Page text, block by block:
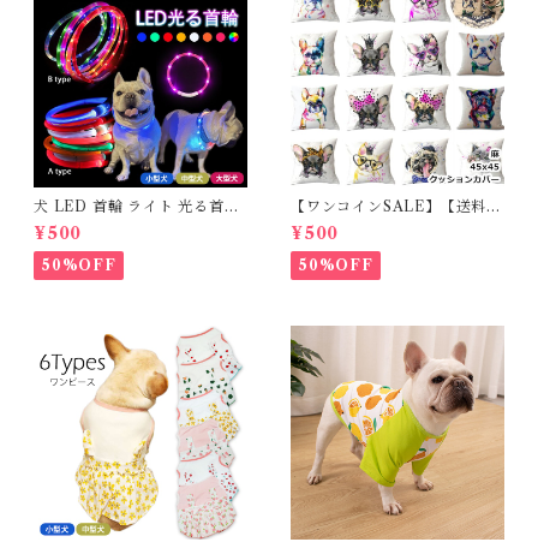
犬 LED 首輪 ライト 光る首輪
USB充電 生活防水 長さ調整可
能 首輪 犬用 ペット カラー ペ
ット用品 軽量 ドッグ用品 フレ
ンチブルドック 大型犬 中型犬
¥500
50%OFF
【ワンコインSALE】【送料無
料】KM503G クッションカバ
ー フレンチブルドッグ クリー
ム フレブル
¥500
50%OFF